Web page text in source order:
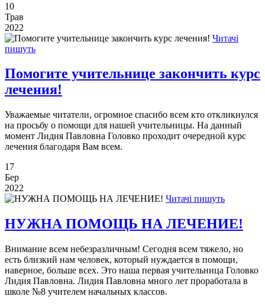
10
Трав
2022
Читачі
пишуть
Помогите учительнице закончить курс
лечения!
Уважаемые читатели, огромное спасибо всем кто откликнулся
на просьбу о помощи для нашей учительницы. На данный
момент Лидия Павловна Головко проходит очередной курс
лечения благодаря Вам всем.
17
Бер
2022
Читачі пишуть
НУЖНА ПОМОЩЬ НА ЛЕЧЕНИЕ!
Внимание всем небезразличным! Сегодня всем тяжело, но
есть близкий нам человек, который нуждается в помощи,
наверное, больше всех. Это наша первая учительница Головко
Лидия Павловна. Лидия Павловна много лет проработала в
школе №8 учителем начальных классов.